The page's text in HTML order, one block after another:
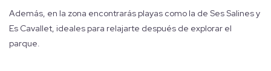
Además, en la zona encontrarás playas como la de Ses Salines y
Es Cavallet, ideales para relajarte después de explorar el
parque.